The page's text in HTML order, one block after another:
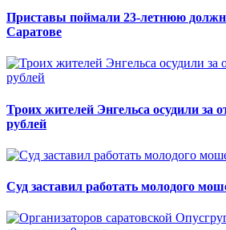
Приставы поймали 23-летнюю
Саратове
Троих жителей Энгельса осудили за
рублей
Суд заставил работать молодого